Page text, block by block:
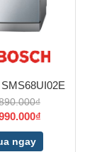
ngay